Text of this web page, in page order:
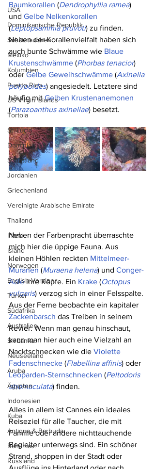
USA
Dominikanische Republik
Schatztauchen
Mexiko
Kolumbien
Puerto Rico
US Virgin Islands
Tortola
St. Lucia
Dominica
Schottland
Jordanien
Griechenland
Vereinigte Arabische Emirate
Thailand
Irland
Island
Norwegen
English Version
Türkei
Südafrika
Australien
Sri Lanka
Neuseeland
Aruba
Ägypten
Indonesien
Kuba
Antigua & Barbuda
Bahamas
Russland
Baumkorallen (Dendrophyllia ramea)
und Gelbe Nelkenkorallen
(Leptopsammia pruvoti) zu finden.
Neben der Korallenvielfalt haben sich
auch bunte Schwämme wie Blaue
Krustenschwämme (Phorbas tenacior)
oder Gelbe Geweihschwämme (Axinella
polypoides) angesiedelt. Letztere sind
häufig mit Gelben Krustenanemonen
(Parazoanthus axinellae) besetzt.
Neben der Farbenpracht überraschte
mich hier die üppige Fauna. Aus
kleinen Höhlen reckten Mittelmeer-
Muränen (Muraena helena) und Conger-
Aale ihre Köpfe. Ein Krake (Octopus
vulgaris) verzog sich in einer Felsspalte.
Aus der Ferne beobachte ein kapitaler
Zackenbarsch das Treiben in seinem
Revier. Wenn man genau hinschaut,
kann man hier auch eine Vielzahl an
Nacktschnecken wie die Violette
Fadenschnecke (Flabellina affinis) oder
Leoparden-Sternschnecken (Peltodoris
atromaculata) finden.
Alles in allem ist Cannes ein ideales
Reiseziel für alle Taucher, die mit
Familie oder andere nichttauchende
Begleiter unterwegs sind. Ein schöner
Strand, shoppen in der Stadt oder